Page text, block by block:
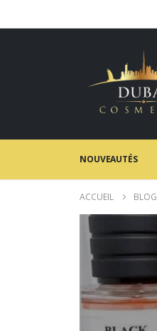
NOUVEAUTÉS
ACCUEIL BLOG